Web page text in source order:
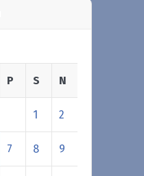
P S N
1 2
7 8 9